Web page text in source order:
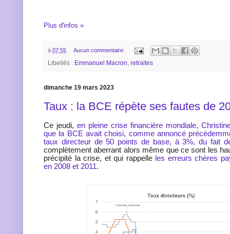
Plus d'infos »
à 07:55 Aucun commentaire:
Libellés : Emmanuel Macron, retraites
dimanche 19 mars 2023
Taux : la BCE répète ses fautes de
Ce jeudi, en pleine crise financière mondiale,
que la BCE avait choisi, comme annoncé
taux directeur de 50 points de base, à 3%, du fait de
complètement aberrant alors même que ce sont les
précipité la crise, et qui rappelle les erreurs chères
en 2008 et 2011.